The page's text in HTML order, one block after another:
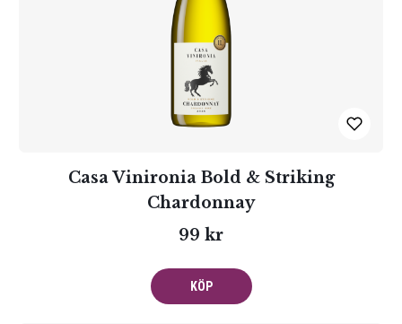
Casa Vinironia Bold & Striking
Chardonnay
99 kr
KÖP